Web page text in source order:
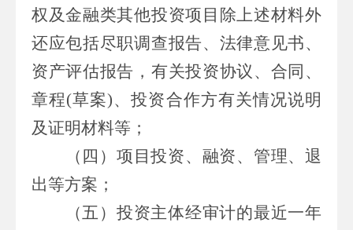
权及金融类其他投资项目除上述材料外
还应包括尽职调查报告、法律意见书、
资产评估报告，有关投资协议、合同、
章程(草案)、投资合作方有关情况说明
及证明材料等；
（四） 项目投资、融资、管理、退
出等方案；
（五） 投资主体经审计的最近一年